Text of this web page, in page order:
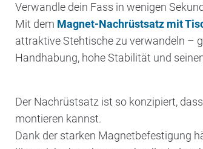
Verwandle dein Fass in wenigen
Mit dem Magnet-Nachrüstsatz mit
attraktive Stehtische zu verwandeln –
Handhabung, hohe Stabilität und
Der Nachrüstsatz ist so konzipiert,
montieren kannst.
Dank der starken Magnetbefestigung